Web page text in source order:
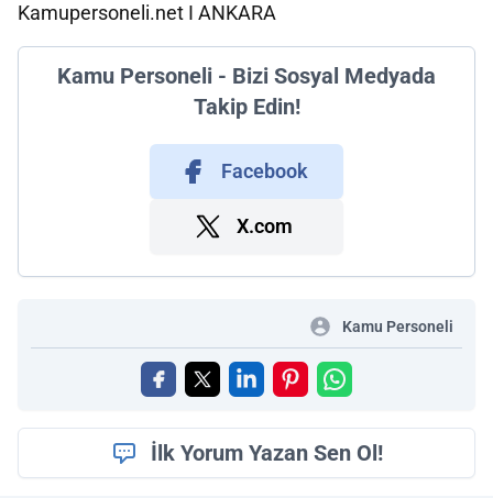
Kamupersoneli.net I ANKARA
Kamu Personeli - Bizi Sosyal Medyada
Takip Edin!
Facebook
X.com
Kamu Personeli
İlk Yorum Yazan Sen Ol!